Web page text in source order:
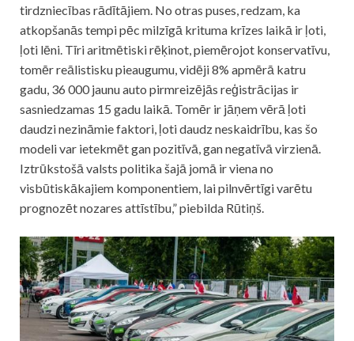
tirdzniecības rādītājiem. No otras puses, redzam, ka
atkopšanās tempi pēc milzīgā krituma krīzes laikā ir ļoti,
ļoti lēni. Tīri aritmētiski rēķinot, piemērojot konservatīvu,
tomēr reālistisku pieaugumu, vidēji 8% apmērā katru
gadu, 36 000 jaunu auto pirmreizējās reģistrācijas ir
sasniedzamas 15 gadu laikā. Tomēr ir jāņem vērā ļoti
daudzi nezināmie faktori, ļoti daudz neskaidrību, kas šo
modeli var ietekmēt gan pozitīvā, gan negatīvā virzienā.
Iztrūkstošā valsts politika šajā jomā ir viena no
visbūtiskākajiem komponentiem, lai pilnvērtīgi varētu
prognozēt nozares attīstību,” piebilda Rūtiņš.